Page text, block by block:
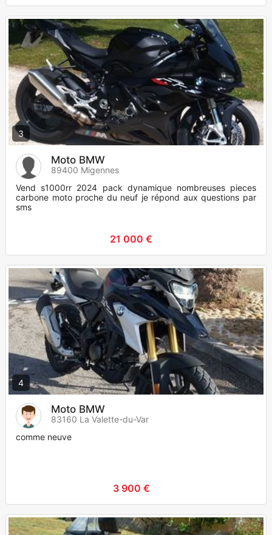
3
Moto BMW
89400 Migennes
Vend s1000rr 2024 pack dynamique nombreuses pieces
carbone moto proche du neuf je répond aux questions par
sms
21 000 €
4
Moto BMW
83160 La Valette-du-Var
comme neuve
3 900 €